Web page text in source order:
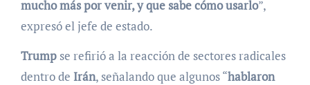
mucho más por venir, y que sabe cómo usarlo”,
expresó el jefe de estado.
Trumpse refirió a la reacción de sectores radicales
dentro de Irán, señalando que algunos “hablaron